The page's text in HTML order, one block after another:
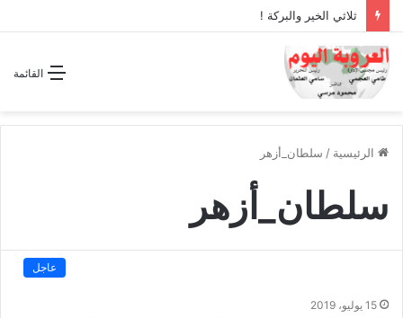
ثلاثي الخير والبركة !
القائمة
الرئيسية / سلطان_أزهر
سلطان_أزهر
عاجل
15 يوليو، 2019